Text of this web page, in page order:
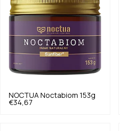
NOCTUA Noctabiom 153g
€34,67